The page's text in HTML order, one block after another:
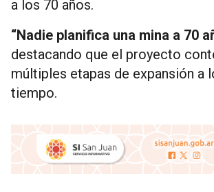
a los 70 años.
“Nadie planifica una mina a 70
destacando que el proyecto
múltiples etapas de expansión a
tiempo.